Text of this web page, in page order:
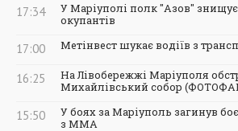
17:34
У Маріуполі полк "Азов" знищує
окупантів
17:00 Метінвест шукає водіїв з
16:25
На Лівобережжі Маріуполя
Михайлівський собор
15:50
У боях за Маріуполь загинув
з ММА